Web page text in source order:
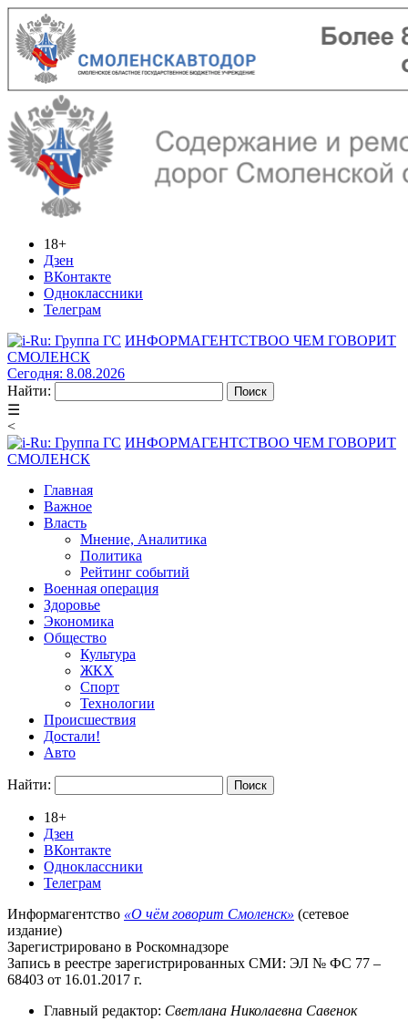
18+
Дзен
ВКонтакте
Одноклассники
Телеграм
ИНФОРМАГЕНТСТВОО ЧЕМ ГОВОРИТ
СМОЛЕНСК
Сегодня: 8.08.2026
Найти:
☰
<
ИНФОРМАГЕНТСТВОО ЧЕМ ГОВОРИТ
СМОЛЕНСК
Главная
Важное
Власть
Мнение, Аналитика
Политика
Рейтинг событий
Военная операция
Здоровье
Экономика
Общество
Культура
ЖКХ
Спорт
Технологии
Происшествия
Достали!
Авто
Найти:
18+
Дзен
ВКонтакте
Одноклассники
Телеграм
Информагентство «О чём говорит Смоленск» (сетевое
издание)
Зарегистрировано в Роскомнадзоре
Запись в реестре зарегистрированных СМИ: ЭЛ № ФС 77 –
68403 от 16.01.2017 г.
Главный редактор: Светлана Николаевна Савенок